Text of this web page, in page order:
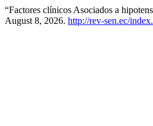
“Factores clínicos Asociados a
August 8, 2026. http://rev-sen.ec/